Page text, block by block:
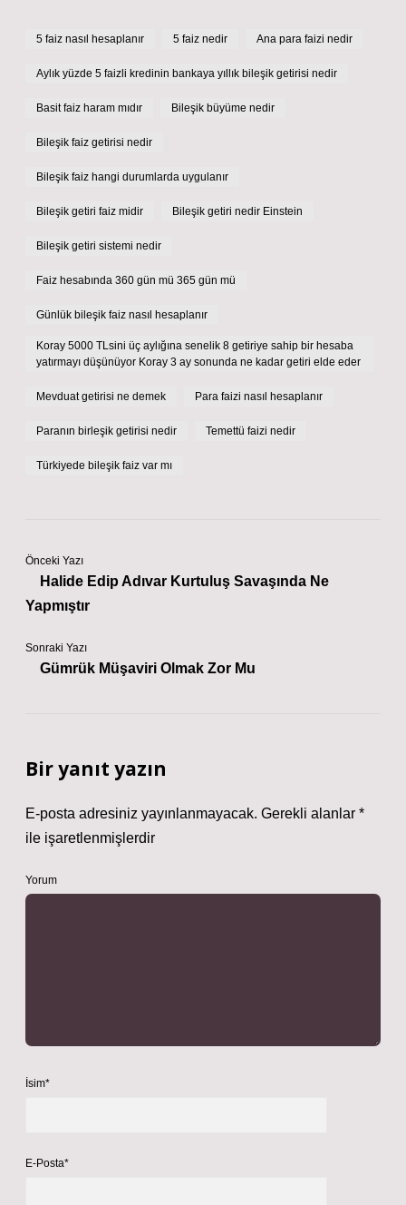
5 faiz nasıl hesaplanır 5 faiz nedir Ana para faizi nedir
Aylık yüzde 5 faizli kredinin bankaya yıllık bileşik getirisi nedir
Basit faiz haram mıdır Bileşik büyüme nedir
Bileşik faiz getirisi nedir
Bileşik faiz hangi durumlarda uygulanır
Bileşik getiri faiz midir Bileşik getiri nedir Einstein
Bileşik getiri sistemi nedir
Faiz hesabında 360 gün mü 365 gün mü
Günlük bileşik faiz nasıl hesaplanır
Koray 5000 TLsini üç aylığına senelik 8 getiriye sahip bir hesaba
yatırmayı düşünüyor Koray 3 ay sonunda ne kadar getiri elde eder
Mevduat getirisi ne demek Para faizi nasıl hesaplanır
Paranın birleşik getirisi nedir Temettü faizi nedir
Türkiyede bileşik faiz var mı
Önceki Yazı
Halide Edip Adıvar Kurtuluş Savaşında Ne
Yapmıştır
Sonraki Yazı
Gümrük Müşaviri Olmak Zor Mu
Bir yanıt yazın
E-posta adresiniz yayınlanmayacak. Gerekli alanlar *
ile işaretlenmişlerdir
Yorum
İsim*
E-Posta*